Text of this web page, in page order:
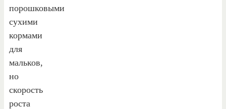
порошковыми
сухими
кормами
для
мальков,
но
скорость
роста